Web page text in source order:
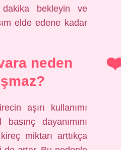
dakika bekleyin ve
elde edene kadar
neden
aşırı kullanımı
dayanımını
miktarı arttıkça